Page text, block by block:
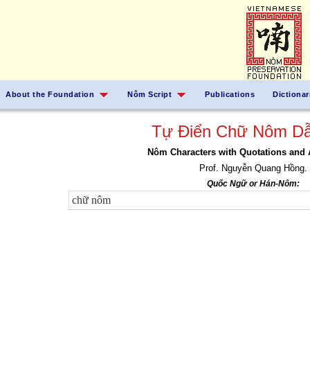
About the Foundation Nôm Script Publications
Tự Điển Chữ Nôm
Nôm Characters with Quotations and
Prof. Nguyễn Quang Hồng.
Quốc Ngữ or Hán-Nôm: